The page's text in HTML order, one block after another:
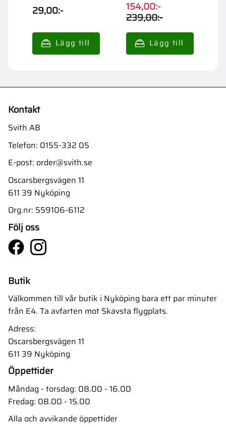
29,00:- 154,00:-
239,00:-
Kontakt
Svith AB
Telefon: 0155-332 05
E-post: order@svith.se
Oscarsbergsvägen 11
611 39 Nyköping
Org.nr: 559106-6112
Följ oss
Butik
Välkommen till vår butik i Nyköping bara ett par minuter
från E4. Ta avfarten mot Skavsta flygplats.
Adress:
Oscarsbergsvägen 11
611 39 Nyköping
Öppettider
Måndag - torsdag: 08.00 - 16.00
Fredag: 08.00 - 15.00
Alla och avvikande öppettider